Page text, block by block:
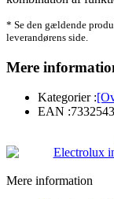
* Se den gældende
leverandørens side.
Mere
Kategorier :
EAN :
Mere information